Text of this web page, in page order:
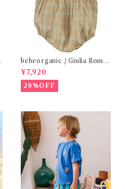
bebeorganic / Giulia Romp
er Lagoon Check( 6・12ｍ)
¥7,920
20%OFF